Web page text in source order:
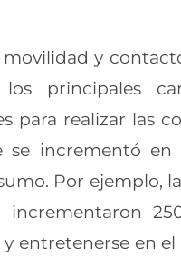
y
principales
para realizar las
incrementó en
Por ejemplo,
entretenerse en